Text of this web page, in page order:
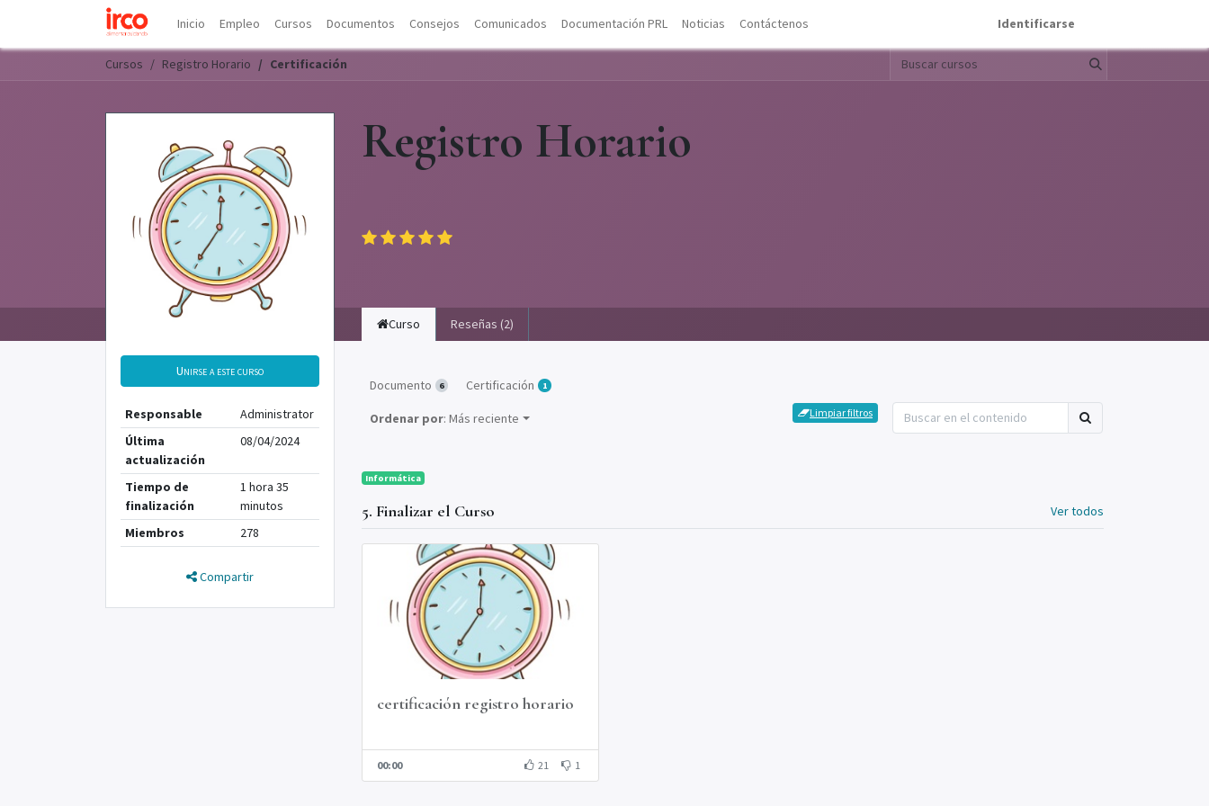
Inicio Empleo Cursos Documentos Consejos Comunicados Documentación PRL Noticias Contáctenos Identificarse
Cursos Registro Horario Certificación
Registro Horario
Unirse a este curso
Responsable
Administrator
Última
actualización
08/04/2024
Tiempo de
finalización
1 hora 35
minutos
Miembros
278
Compartir
Curso Reseñas (2)
Documento 6 Certificación 1
Ordenar por: Más reciente Limpiar filtros
Informática
5. Finalizar el Curso Ver todos
certificación registro horario
00:00 21 1